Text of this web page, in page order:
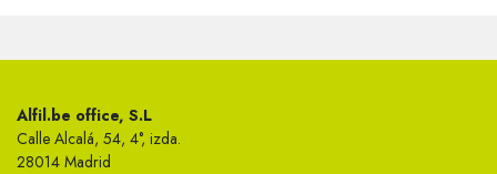
Alfil.be office, S.L
Calle Alcalá, 54, 4°, izda.
28014 Madrid